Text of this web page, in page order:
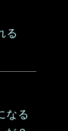
る
なる